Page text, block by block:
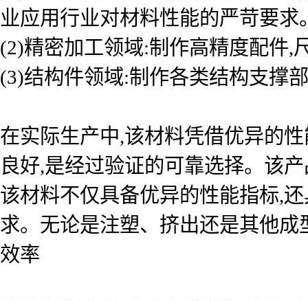
业应用行业对材料性能的严苛要
(2)精密加工领域:制作高精度配件,
(3)结构件领域:制作各类结构支撑
在实际生产中,该材料凭借优异的
良好,是经过验证的可靠选择。该
该材料不仅具备优异的性能指标,
求。无论是注塑、挤出还是其他
效率